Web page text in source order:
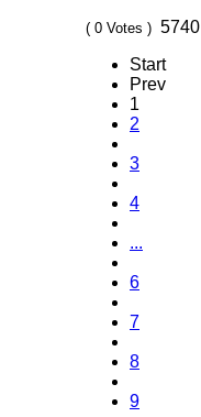
( 0 Votes ) 5740
Start
Prev
1
2
3
4
...
6
7
8
9